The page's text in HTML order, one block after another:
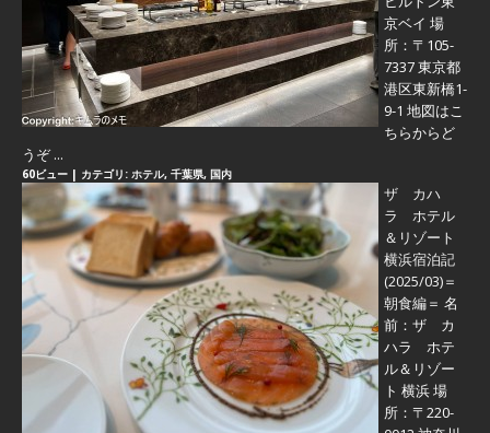
京ベイ 場
所：〒105-
7337 東京都
港区東新橋1-
9-1 地図はこ
ちらからど
うぞ ...
60ビュー | カテゴリ: ホテル, 千葉県, 国内
ザ カハ
ラ ホテル
＆リゾート
横浜宿泊記
(2025/03)＝
朝食編＝ 名
前：ザ カ
ハラ ホテ
ル＆リゾー
ト 横浜 場
所：〒220-